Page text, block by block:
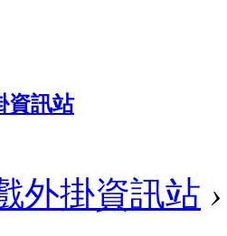
外掛資訊站 ›